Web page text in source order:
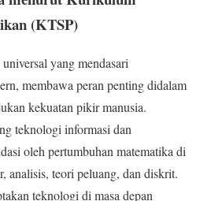
(KTSP)
yang mendasari
membawa peran penting didalam
kekuatan pikir manusia.
teknologi informasi dan
oleh pertumbuhan matematika di
analisis, teori peluang, dan diskrit.
teknologi di masa depan